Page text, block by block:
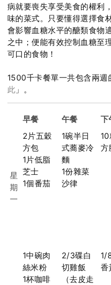
病就要喪失享受美食的權利
味的菜式。只要懂得選擇食
會影響血糖水平的醣類食物
之中；便能有效控制血糖至
可口的食物！
1500千卡餐單一共包含兩
此 」。
早餐 午餐 下
星
期
一
2片五穀
方包
1片低脂
芝士
1個番茄
1碗半日
式蕎麥冷
麵
1份雜菜
沙律
方
1中碗肉
絲米粉
1杯咖啡
2/3碟白
切雞飯
（去皮走
1/
香